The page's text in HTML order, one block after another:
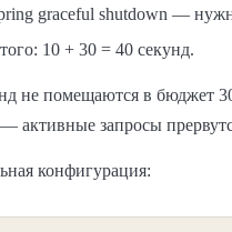
graceful shutdown —
10 + 30 = 40 секунд.
не помещаются в бюджет
активные запросы
конфигурация: